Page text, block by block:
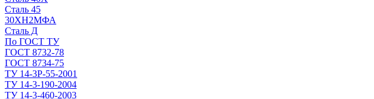
Сталь 45
30ХН2МФА
Сталь Д
По ГОСТ ТУ
ГОСТ 8732-78
ГОСТ 8734-75
ТУ 14-3Р-55-2001
ТУ 14-3-190-2004
ТУ 14-3-460-2003